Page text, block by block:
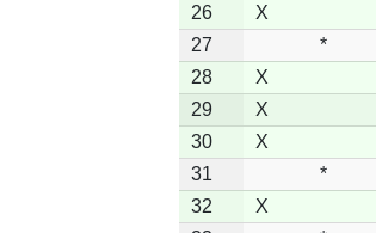
26
X
27
*
28
X
29
X
30
X
31
*
32
X